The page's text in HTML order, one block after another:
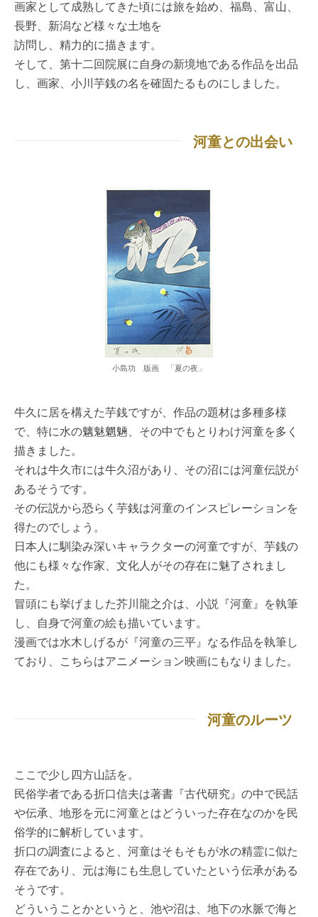
画家として成熟してきた頃には旅を始め、福島、富山、
長野、新潟など様々な土地を
訪問し、精力的に描きます。
そして、第十二回院展に自身の新境地である作品を出品
し、画家、小川芋銭の名を確固たるものにしました。
河童との出会い
小島功 版画 「夏の夜」
牛久に居を構えた芋銭ですが、作品の題材は多種多様
で、特に水の魑魅魍魎、その中でもとりわけ河童を多く
描きました。
それは牛久市には牛久沼があり、その沼には河童伝説が
あるそうです。
その伝説から恐らく芋銭は河童のインスピレーションを
得たのでしょう。
日本人に馴染み深いキャラクターの河童ですが、芋銭の
他にも様々な作家、文化人がその存在に魅了されまし
た。
冒頭にも挙げました芥川龍之介は、小説『河童』を執筆
し、自身で河童の絵も描いています。
漫画では水木しげるが『河童の三平』なる作品を執筆し
ており、こちらはアニメーション映画にもなりました。
河童のルーツ
ここで少し四方山話を。
民俗学者である折口信夫は著書『古代研究』の中で民話
や伝承、地形を元に河童とはどういった存在なのかを民
俗学的に解析しています。
折口の調査によると、河童はそもそもが水の精霊に似た
存在であり、元は海にも生息していたという伝承がある
そうです。
どういうことかというと、池や沼は、地下の水脈で海と